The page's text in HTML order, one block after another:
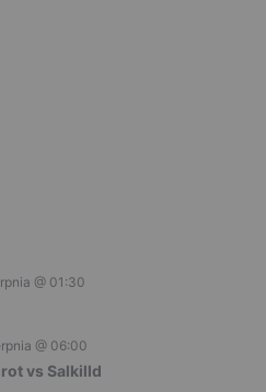
@ 01:30
@ 06:00
vs Salkilld